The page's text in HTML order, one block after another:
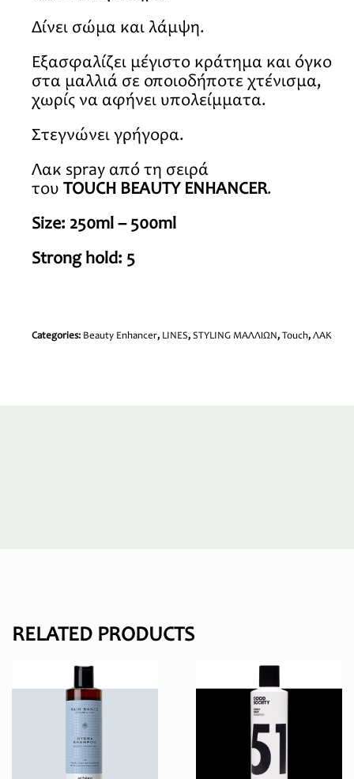
Δίνει σώμα και λάμψη.
Εξασφαλίζει μέγιστο κράτημα και όγκο
στα μαλλιά σε οποιοδήποτε χτένισμα,
χωρίς να αφήνει υπολείμματα.
Στεγνώνει γρήγορα.
Λακ spray από τη σειρά
του TOUCH BEAUTY ENHANCER.
Size: 250ml – 500ml
Strong hold: 5
Categories: Beauty Enhancer, LINES, STYLING ΜΑΛΛΙΩΝ, Touch, ΛΑΚ
RELATED PRODUCTS